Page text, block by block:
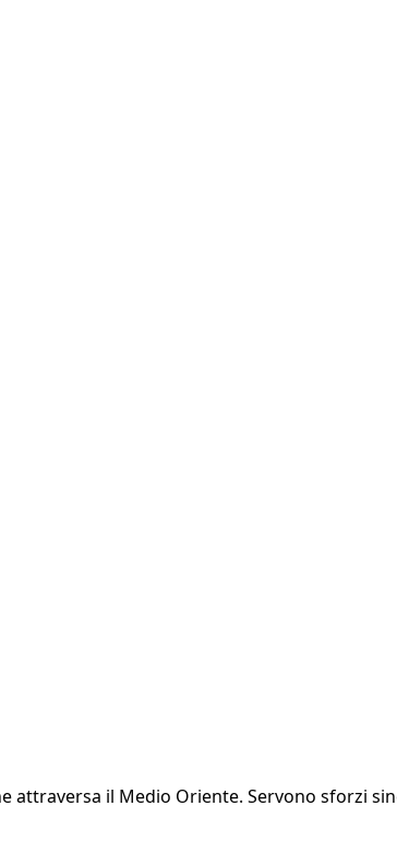
attraversa il Medio Oriente. Servono sforzi